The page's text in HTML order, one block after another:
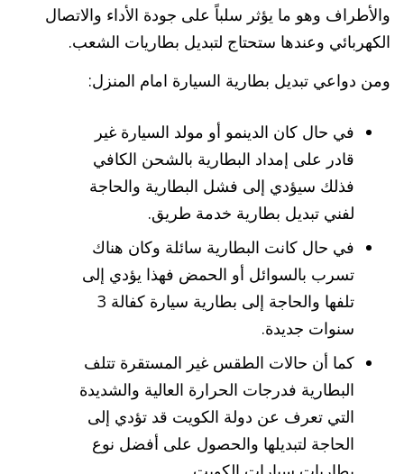
والأطراف وهو ما يؤثر سلباً على جودة الأداء والاتصال
الكهربائي وعندها ستحتاج لتبديل بطاريات الشعب.
ومن دواعي تبديل بطارية السيارة امام المنزل:
في حال كان الدينمو أو مولد السيارة غير
قادر على إمداد البطارية بالشحن الكافي
فذلك سيؤدي إلى فشل البطارية والحاجة
لفني تبديل بطارية خدمة طريق.
في حال كانت البطارية سائلة وكان هناك
تسرب بالسوائل أو الحمض فهذا يؤدي إلى
تلفها والحاجة إلى بطارية سيارة كفالة 3
سنوات جديدة.
كما أن حالات الطقس غير المستقرة تتلف
البطارية فدرجات الحرارة العالية والشديدة
التي تعرف عن دولة الكويت قد تؤدي إلى
الحاجة لتبديلها والحصول على أفضل نوع